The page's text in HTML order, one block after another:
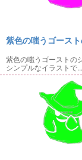
紫色の嗤うゴース
紫色の嗤うゴーストの
シンプルなイラストで...